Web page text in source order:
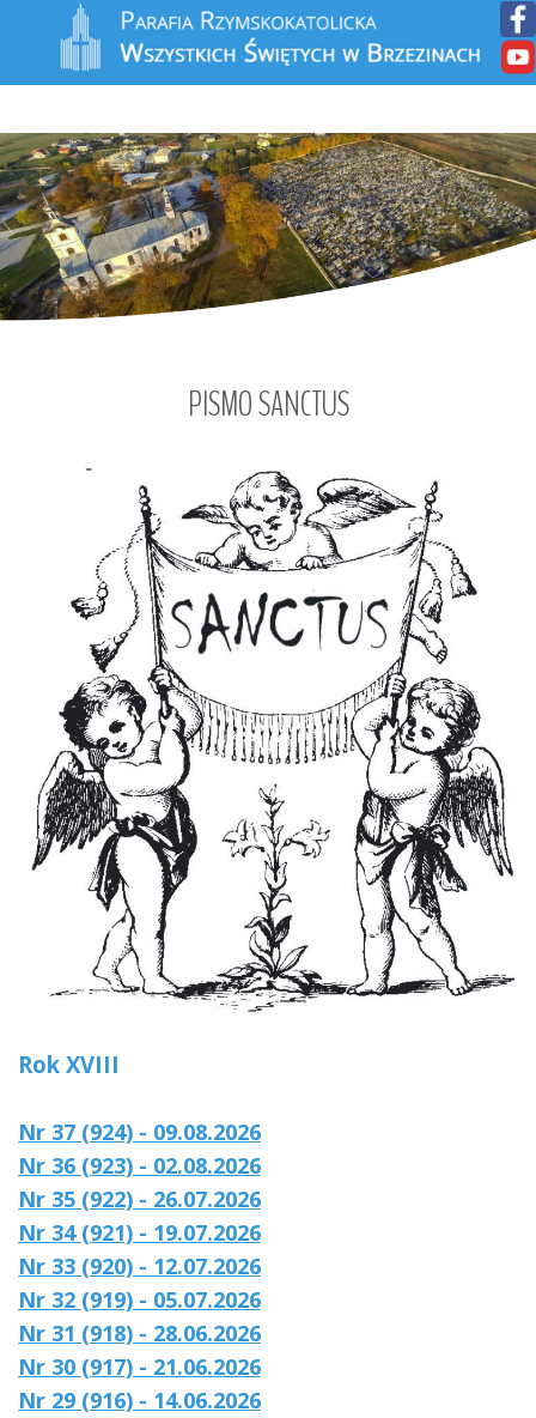
PISMOSANCTUS
Rok XVIII
Nr 37 (924) - 09.08.2026
Nr 36 (923) - 02.08.2026
Nr 35 (922) - 26.07.2026
Nr 34 (921) - 19.07.2026
Nr 33 (920) - 12.07.2026
Nr 32 (919) - 05.07.2026
Nr 31 (918) - 28.06.2026
Nr 30 (917) - 21.06.2026
Nr 29 (916) - 14.06.2026